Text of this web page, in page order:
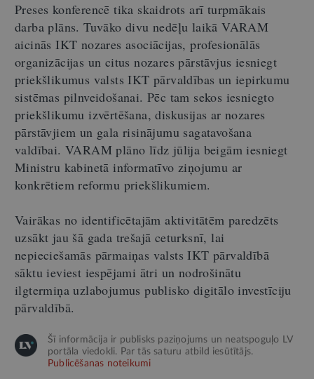
Preses konferencē tika skaidrots arī turpmākais
darba plāns. Tuvāko divu nedēļu laikā VARAM
aicinās IKT nozares asociācijas, profesionālās
organizācijas un citus nozares pārstāvjus iesniegt
priekšlikumus valsts IKT pārvaldības un iepirkumu
sistēmas pilnveidošanai. Pēc tam sekos iesniegto
priekšlikumu izvērtēšana, diskusijas ar nozares
pārstāvjiem un gala risinājumu sagatavošana
valdībai. VARAM plāno līdz jūlija beigām iesniegt
Ministru kabinetā informatīvo ziņojumu ar
konkrētiem reformu priekšlikumiem.
Vairākas no identificētajām aktivitātēm paredzēts
uzsākt jau šā gada trešajā ceturksnī, lai
nepieciešamās pārmaiņas valsts IKT pārvaldībā
sāktu ieviest iespējami ātri un nodrošinātu
ilgtermiņa uzlabojumus publisko digitālo investīciju
pārvaldībā.
Šī informācija ir publisks paziņojums un neatspoguļo LV
portāla viedokli. Par tās saturu atbild iesūtītājs.
Publicēšanas noteikumi